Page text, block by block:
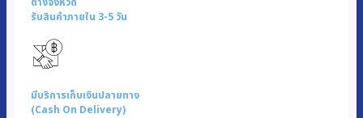
รับสินค้าภายใน 3-5 วัน
มีบริการเก็บเงินปลายทาง
(Cash On Delivery)